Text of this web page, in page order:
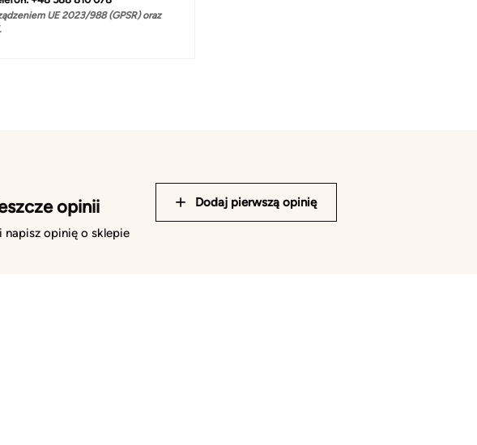
UE 2023/988 (GPSR) oraz
opinii
opinię o sklepie
Dodaj pierwszą opinię